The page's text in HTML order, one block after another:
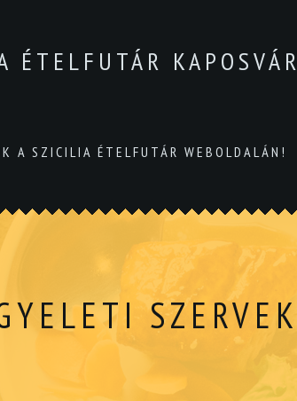
ÉTELFUTÁR KAPOSVÁR
A SZICILIA ÉTELFUTÁR WEBOLDALÁN!
SZERVEK